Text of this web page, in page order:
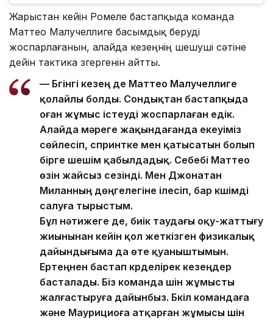
Жарыстан кейін Ромеле бастапқыда команда
Маттео Малучеллиге басымдық беруді
жоспарлағанын, алайда кезеңнің шешуші сәтіне
дейін тактика өзгергенін айтты.
— Бүгінгі кезең де Маттео Малучеллиге
қолайлы болды. Сондықтан бастапқыда
оған жұмыс істеуді жоспарлаған едік.
Алайда мәреге жақындағанда екеуіміз
сөйлесіп, спринтке мен қатысатын болып
бірге шешім қабылдадық. Себебі Маттео
өзін жайсыз сезінді. Мен Джонатан
Миланның дөңгелегіне ілесіп, бар күшімді
салуға тырыстым.
Бұл нәтижеге де, биік таудағы оқу-жаттығу
жиынынан кейін қол жеткізген физикалық
дайындығыма да өте қуаныштымын.
Ертеңнен бастап күрделірек кезеңдер
басталады. Біз команда үшін жұмысты
жалғастыруға дайынбыз. Бүкіл командаға
және Маурициоға атқарған жұмысы үшін